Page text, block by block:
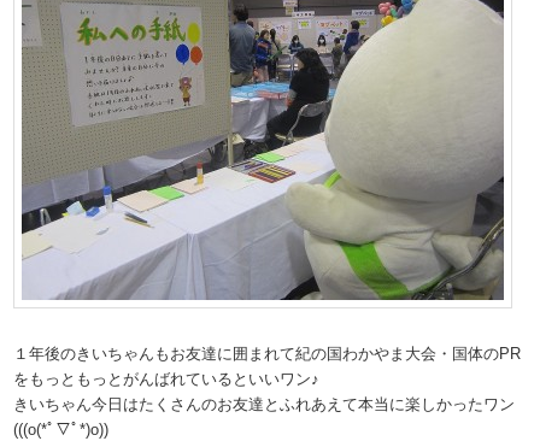
１年後のきいちゃんもお友達に囲まれて紀の国わかやま大会・国体のPR
をもっともっとがんばれているといいワン♪
きいちゃん今日はたくさんのお友達とふれあえて本当に楽しかったワン
(((o(*ﾟ▽ﾟ*)o))